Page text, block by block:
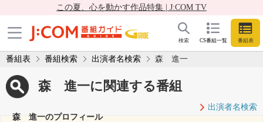
この夏、心を動かす作品特集 | J:COM TV
CS番組一覧 番組表
検索
番組表 番組検索 出演者名検索 森 進一
森 進一に関連する番組
出演者名検索
森 進一のプロフィール